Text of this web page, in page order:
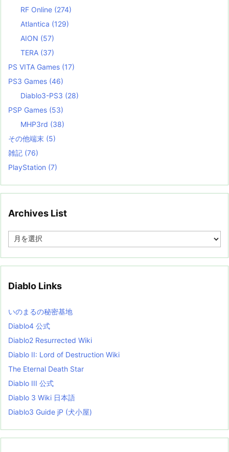
RF Online (274)
Atlantica (129)
AION (57)
TERA (37)
PS VITA Games (17)
PS3 Games (46)
Diablo3-PS3 (28)
PSP Games (53)
MHP3rd (38)
その他端末 (5)
雑記 (76)
PlayStation (7)
Archives List
e
i
s
t
Diablo Links
いのまるの秘密基地
Diablo4 公式
Diablo2 Resurrected Wiki
Diablo II: Lord of Destruction Wiki
The Eternal Death Star
Diablo III 公式
Diablo 3 Wiki 日本語
Diablo3 Guide jP (犬小屋)